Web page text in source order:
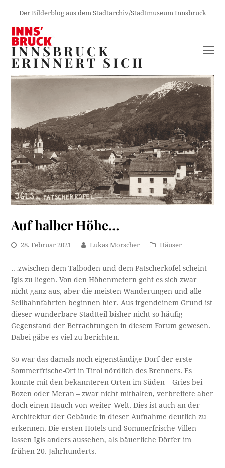
Der Bilderblog aus dem Stadtarchiv/Stadtmuseum Innsbruck
INNSBRUCK
ERINNERT SICH
Auf halber Höhe…
28. Februar 2021 Lukas Morscher Häuser
…zwischen dem Talboden und dem Patscherkofel scheint
Igls zu liegen. Von den Höhenmetern geht es sich zwar
nicht ganz aus, aber die meisten Wanderungen und alle
Seilbahnfahrten beginnen hier. Aus irgendeinem Grund ist
dieser wunderbare Stadtteil bisher nicht so häufig
Gegenstand der Betrachtungen in diesem Forum gewesen.
Dabei gäbe es viel zu berichten.
So war das damals noch eigenständige Dorf der erste
Sommerfrische-Ort in Tirol nördlich des Brenners. Es
konnte mit den bekannteren Orten im Süden – Gries bei
Bozen oder Meran – zwar nicht mithalten, verbreitete aber
doch einen Hauch von weiter Welt. Dies ist auch an der
Architektur der Gebäude in dieser Aufnahme deutlich zu
erkennen. Die ersten Hotels und Sommerfrische-Villen
lassen Igls anders aussehen, als bäuerliche Dörfer im
frühen 20. Jahrhunderts.